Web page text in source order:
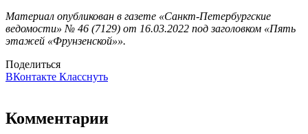
Материал опубликован в газете «Санкт-Петербургские
ведомости» № 46 (7129) от 16.03.2022 под заголовком «Пять
этажей «Фрунзенской»».
Поделиться
ВКонтакте Класснуть
Комментарии